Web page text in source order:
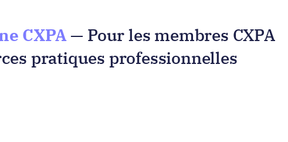
CXPA— Pour les membres CXPA
pratiques professionnelles